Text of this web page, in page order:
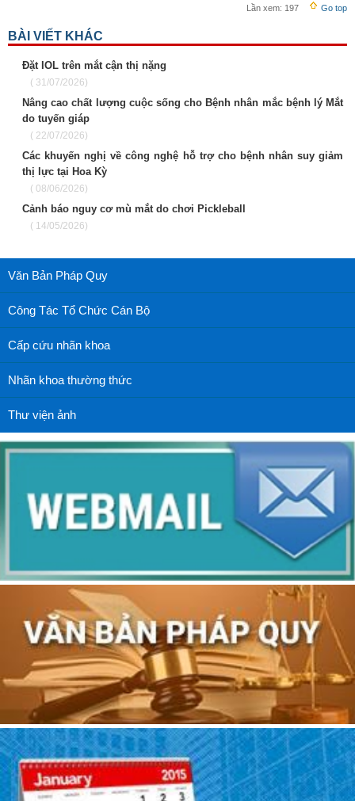
Lần xem: 197 Go top
BÀI VIẾT KHÁC
Đặt IOL trên mắt cận thị nặng
( 31/07/2026)
Nâng cao chất lượng cuộc sống cho Bệnh nhân mắc bệnh lý Mắt
do tuyến giáp
( 22/07/2026)
Các khuyến nghị về công nghệ hỗ trợ cho bệnh nhân suy giảm
thị lực tại Hoa Kỳ
( 08/06/2026)
Cảnh báo nguy cơ mù mắt do chơi Pickleball
( 14/05/2026)
Văn Bản Pháp Quy
Công Tác Tổ Chức Cán Bộ
Cấp cứu nhãn khoa
Nhãn khoa thường thức
Thư viện ảnh